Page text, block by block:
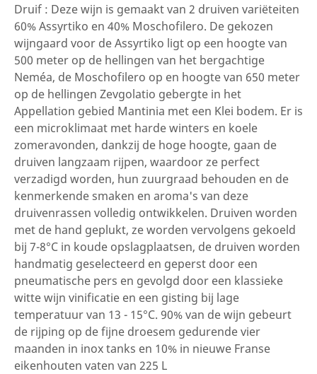
Druif : Deze wijn is gemaakt van 2 druiven variëteiten
60% Assyrtiko en 40% Moschofilero. De gekozen
wijngaard voor de Assyrtiko ligt op een hoogte van
500 meter op de hellingen van het bergachtige
Neméa, de Moschofilero op en hoogte van 650 meter
op de hellingen Zevgolatio gebergte in het
Appellation gebied Mantinia met een Klei bodem. Er is
een microklimaat met harde winters en koele
zomeravonden, dankzij de hoge hoogte, gaan de
druiven langzaam rijpen, waardoor ze perfect
verzadigd worden, hun zuurgraad behouden en de
kenmerkende smaken en aroma's van deze
druivenrassen volledig ontwikkelen. Druiven worden
met de hand geplukt, ze worden vervolgens gekoeld
bij 7-8°C in koude opslagplaatsen, de druiven worden
handmatig geselecteerd en geperst door een
pneumatische pers en gevolgd door een klassieke
witte wijn vinificatie en een gisting bij lage
temperatuur van 13 - 15°C. 90% van de wijn gebeurt
de rijping op de fijne droesem gedurende vier
maanden in inox tanks en 10% in nieuwe Franse
eikenhouten vaten van 225 L